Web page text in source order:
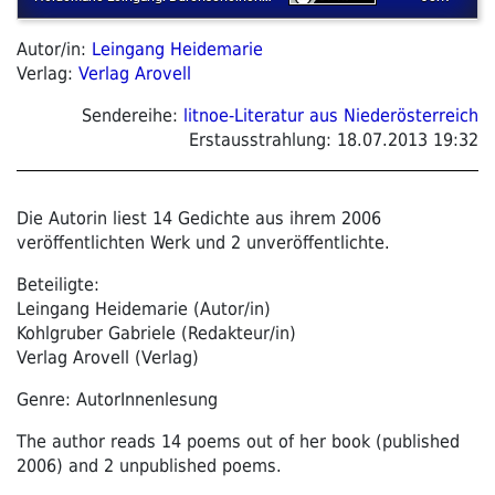
Autor/in: Leingang Heidemarie
Verlag: Verlag Arovell
Sendereihe: litnoe-Literatur aus Niederösterreich
Erstausstrahlung: 18.07.2013 19:32
Die Autorin liest 14 Gedichte aus ihrem 2006
veröffentlichten Werk und 2 unveröffentlichte.
Beteiligte:
Leingang Heidemarie (Autor/in)
Kohlgruber Gabriele (Redakteur/in)
Verlag Arovell (Verlag)
Genre: AutorInnenlesung
The author reads 14 poems out of her book (published
2006) and 2 unpublished poems.